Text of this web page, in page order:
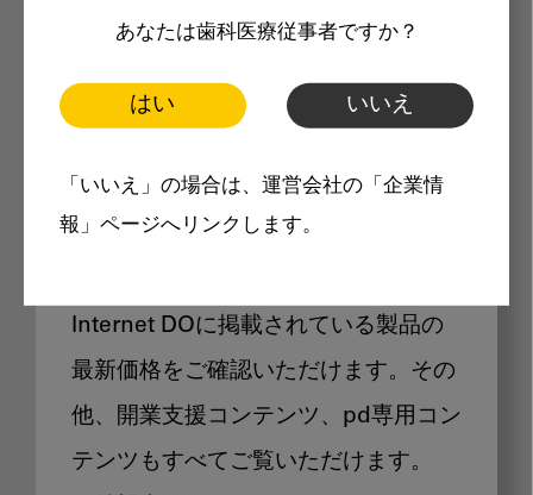
あなたは歯科医療従事者ですか？
はい いいえ
「いいえ」の場合は、運営会社の「企業情
報」ページへリンクします。
製品価格も閲覧可能
Internet DOに掲載されている製品の
最新価格をご確認いただけます。その
他、開業支援コンテンツ、pd専用コン
テンツもすべてご覧いただけます。